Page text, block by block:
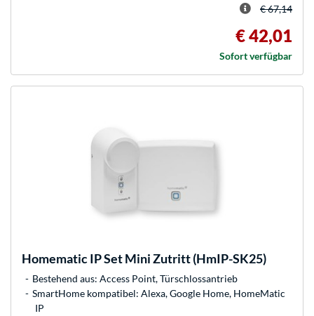
€ 67,14
€ 42,01
Sofort verfügbar
Homematic IPSet Mini Zutritt (HmIP-SK25)
Bestehend aus: Access Point, Türschlossantrieb
SmartHome kompatibel: Alexa, Google Home, HomeMatic
IP